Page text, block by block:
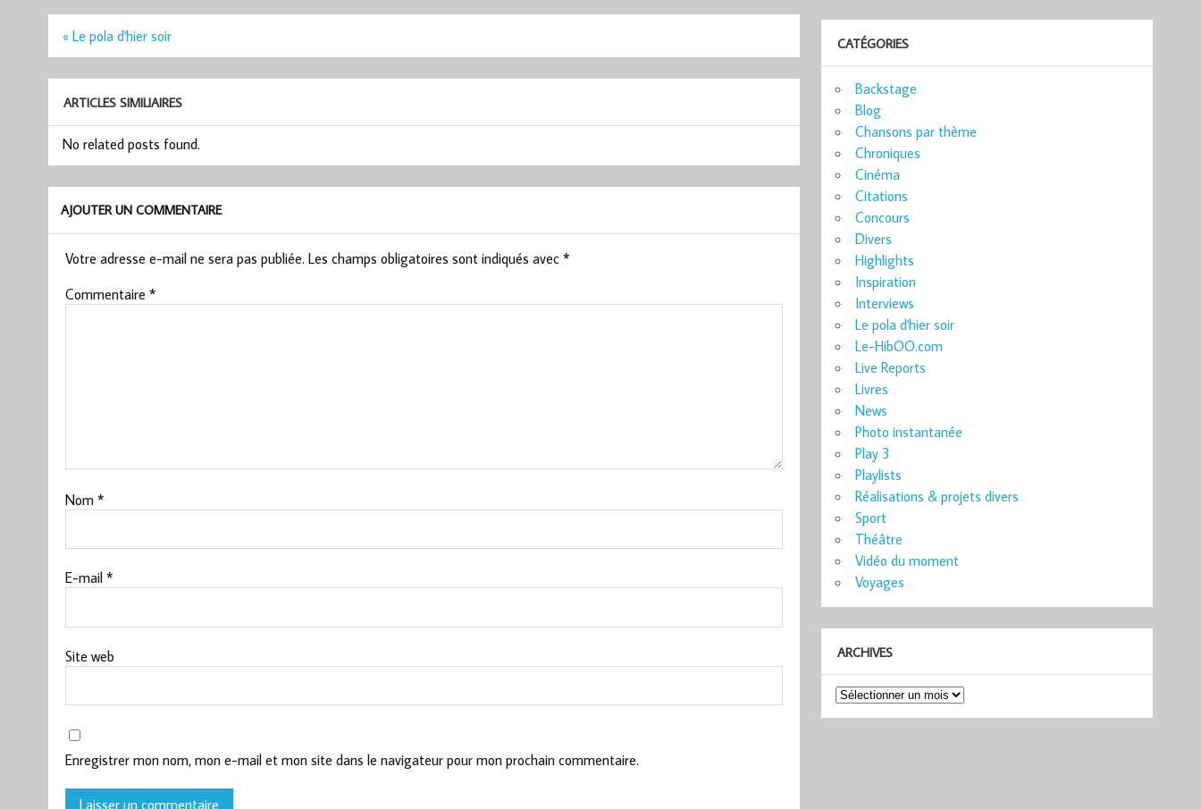
Navigation
« Le pola d'hier soir
ARTICLES SIMILIAIRES
No related posts found.
AJOUTER UN COMMENTAIRE
Votre adresse e-mail ne sera pas publiée. Les champs obligatoires sont indiqués avec *
Commentaire *
Nom *
E-mail *
Site web
Enregistrer mon nom, mon e-mail et mon site dans le navigateur pour mon prochain commentaire.
CATÉGORIES
Backstage
Blog
Chansons par thème
Chroniques
Cinéma
Citations
Concours
Divers
Highlights
Inspiration
Interviews
Le pola d'hier soir
Le-HibOO.com
Live Reports
Livres
News
Photo instantanée
Play 3
Playlists
Réalisations & projets divers
Sport
Théâtre
Vidéo du moment
Voyages
ARCHIVES
Archives